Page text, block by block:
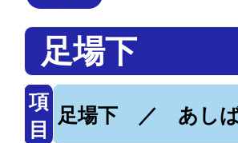
足場下
項
目
足場下 ／ あし